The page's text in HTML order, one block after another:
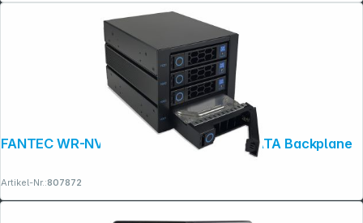
FANTEC WR-NVMeU.2-C3141 U.2/SAS/SATA Backplane
Artikel-Nr.:807872